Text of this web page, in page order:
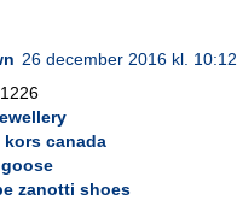
26 december 2016 kl. 10:12
kors canada
zanotti shoes